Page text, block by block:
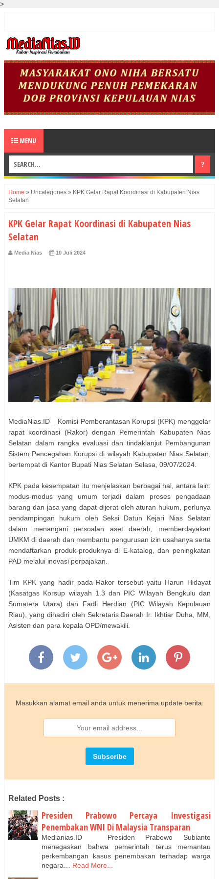
>
MENU
Home » Uncategories » KPK Gelar Rapat Koordinasi di Kabupaten Nias
Selatan
KPK Gelar Rapat Koordinasi di Kabupaten Nias
Selatan
Media Nias 10 Juli 2024
MediaNias.ID _ Komisi Pemberantasan Korupsi (KPK) menggelar
rapat koordinasi (Rakor) dengan Pemerintah Kabupaten Nias
Selatan dalam rangka evaluasi dan tindaklanjut Pembangunan
Sistem Pencegahan Korupsi di wilayah Kabupaten Nias Selatan,
bertempat di Kantor Bupati Nias Selatan Selasa, 09/07/2024.
KPK pada kesempatan itu menjelaskan berbagai hal, antara lain:
modus-modus yang umum terjadi dalam proses pengadaan
barang dan jasa yang dapat dijerat oleh aturan hukum, perlunya
pendampingan hukum oleh Seksi Datun Kejari Nias Selatan
dalam menangani persoalan aset daerah, memberdayakan
UMKM di daerah dan membantu pengurusan izin usahanya serta
mendaftarkan produk-produknya di E-katalog, dan peningkatan
PAD melalui inovasi perpajakan.
Tim KPK yang hadir pada Rakor tersebut yaitu Harun Hidayat
(Kasatgas Korsup wilayah 1.3 dan PIC Wilayah Bengkulu dan
Sumatera Utara) dan Fadli Herdian (PIC Wilayah Kepulauan
Riau), yang dihadiri oleh Sekretaris Daerah Ir. Ikhtiar Duha, MM,
Asisten dan para kepala OPD/mewakili.
Masukkan alamat email anda untuk menerima update berita:
Related Posts :
Presiden Prabowo Percaya Investigasi
Penembakan WNI Di Malaysia Transparan
Medianias.ID _ Presiden Prabowo Subianto
menegaskan bahwa pemerintah terus memantau
perkembangan kasus penembakan terhadap warga
negara…
Read More...